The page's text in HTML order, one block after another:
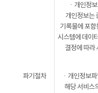
파기절차
ㆍ개인정
개인정보는
기록물에 포함
시스템에 데이
결정에 따라
ㆍ개인정보
해당 서비스